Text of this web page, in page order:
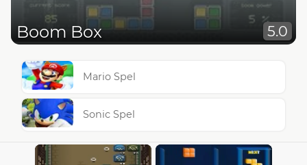
Boom Box 5.0
Mario Spel
Sonic Spel